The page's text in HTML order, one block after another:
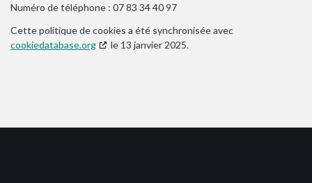
Numéro de téléphone : 07 83 34 40 97
Cette politique de cookies a été synchronisée avec
cookiedatabase.org
le 13 janvier 2025.